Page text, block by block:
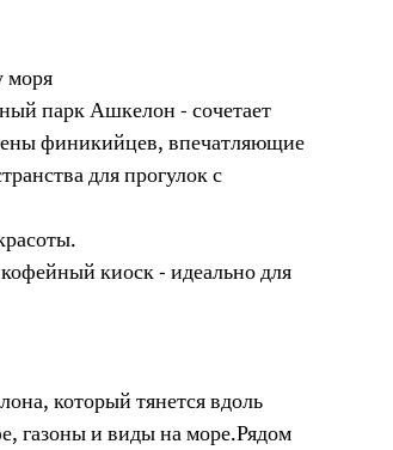
моря
парк Ашкелон - сочетает
финикийцев, впечатляющие
для прогулок с
киоск - идеально для
который тянется вдоль
газоны и виды на море.Рядом